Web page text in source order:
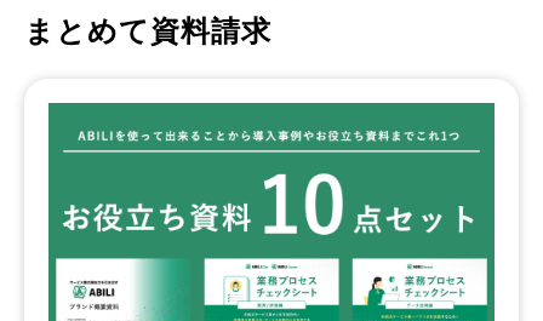
よくあるご質問
まとめて資料請求